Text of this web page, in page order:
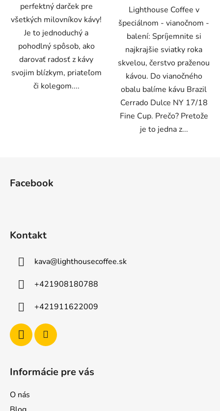
perfektný darček pre
všetkých milovníkov kávy!
Je to jednoduchý a
pohodlný spôsob, ako
darovať radosť z kávy
svojim blízkym, priateľom
či kolegom....
Lighthouse Coffee v
špeciálnom - vianočnom -
balení: Spríjemnite si
najkrajšie sviatky roka
skvelou, čerstvo praženou
kávou. Do vianočného
obalu balíme kávu Brazil
Cerrado Dulce NY 17/18
Fine Cup. Prečo? Pretože
je to jedna z...
Facebook
Kontakt
kava@lighthousecoffee.sk
+421908180788
+421911622009
Informácie pre vás
O nás